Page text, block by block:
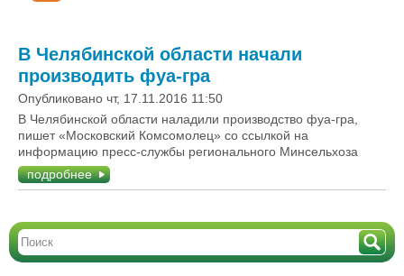
В Челябинской области начали
производить фуа-гра
Опубликовано чт, 17.11.2016 11:50
В Челябинской области наладили производство фуа-гра,
пишет «Московский Комсомолец» со ссылкой на
информацию пресс-службы регионального Минсельхоза
подробнее